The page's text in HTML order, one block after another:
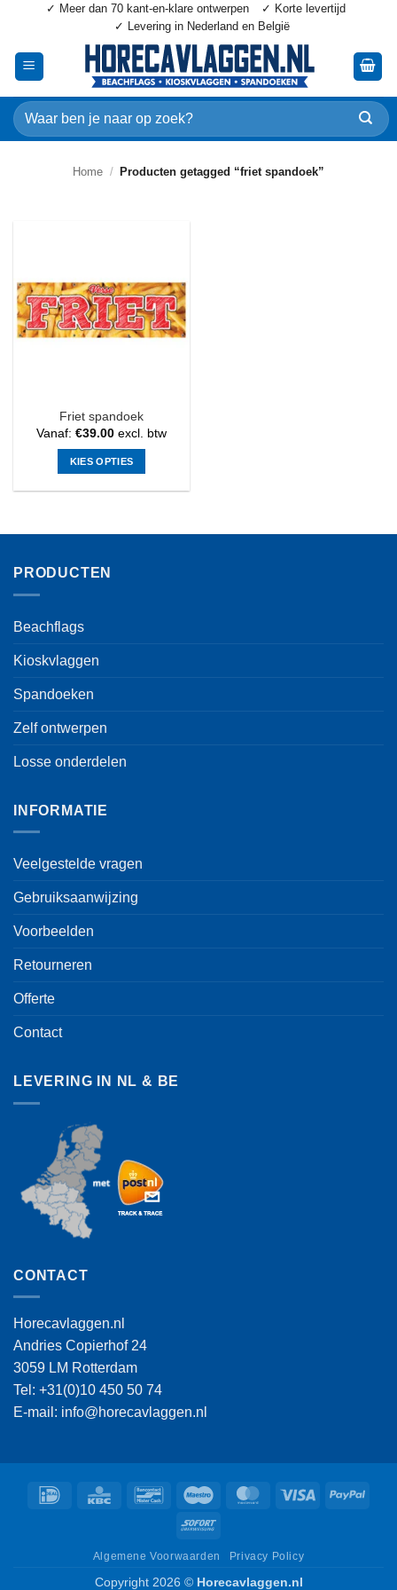
inhoud
✓ Meer dan 70 kant-en-klare ontwerpen
✓ Korte levertijd
✓ Levering in Nederland en België
Zoeken
naar:
Home / Producten getagged “friet spandoek”
Friet spandoek
Vanaf: €39.00 excl. btw
KIES OPTIES
meerdere
Deze
PRODUCTEN
Beachflags
Kioskvlaggen
Spandoeken
Zelf ontwerpen
Losse onderdelen
INFORMATIE
Veelgestelde vragen
Gebruiksaanwijzing
Voorbeelden
Retourneren
Offerte
Contact
LEVERING IN NL & BE
CONTACT
Horecavlaggen.nl
Andries Copierhof 24
3059 LM Rotterdam
Tel: +31(0)10 450 50 74
E-mail: info@horecavlaggen.nl
IDeal KBC BancontactMaestro MasterCardVisa
Sofort
Algemene Voorwaarden Privacy Policy
Copyright 2026 © Horecavlaggen.nl